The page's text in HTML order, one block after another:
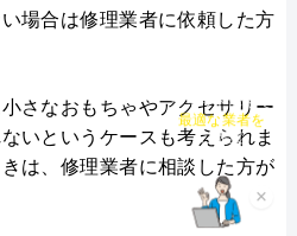
場合は修理業者に依頼した方
さなおもちゃやアクセサリー
いというケースも考えられま
は、修理業者に相談した方が
×
最適な業者を
ご提案